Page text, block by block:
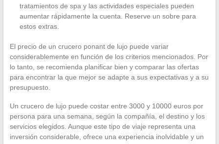
tratamientos de spa y las actividades especiales pueden
aumentar rápidamente la cuenta. Reserve un sobre para
estos extras.
El precio de un crucero ponant de lujo puede variar
considerablemente en función de los criterios mencionados. Por
lo tanto, se recomienda planificar bien y comparar las ofertas
para encontrar la que mejor se adapte a sus expectativas y a su
presupuesto.
Un crucero de lujo puede costar entre 3000 y 10000 euros por
persona para una semana, según la compañía, el destino y los
servicios elegidos. Aunque este tipo de viaje representa una
inversión considerable, ofrece una experiencia inolvidable y un